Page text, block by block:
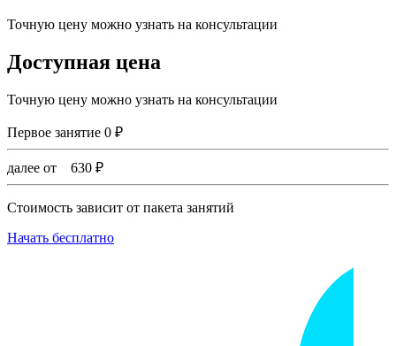
Точную цену можно узнать на консультации
Доступная цена
Точную цену можно узнать на консультации
Первое занятие 0 ₽
далее от 630 ₽
Стоимость зависит от пакета занятий
Начать бесплатно